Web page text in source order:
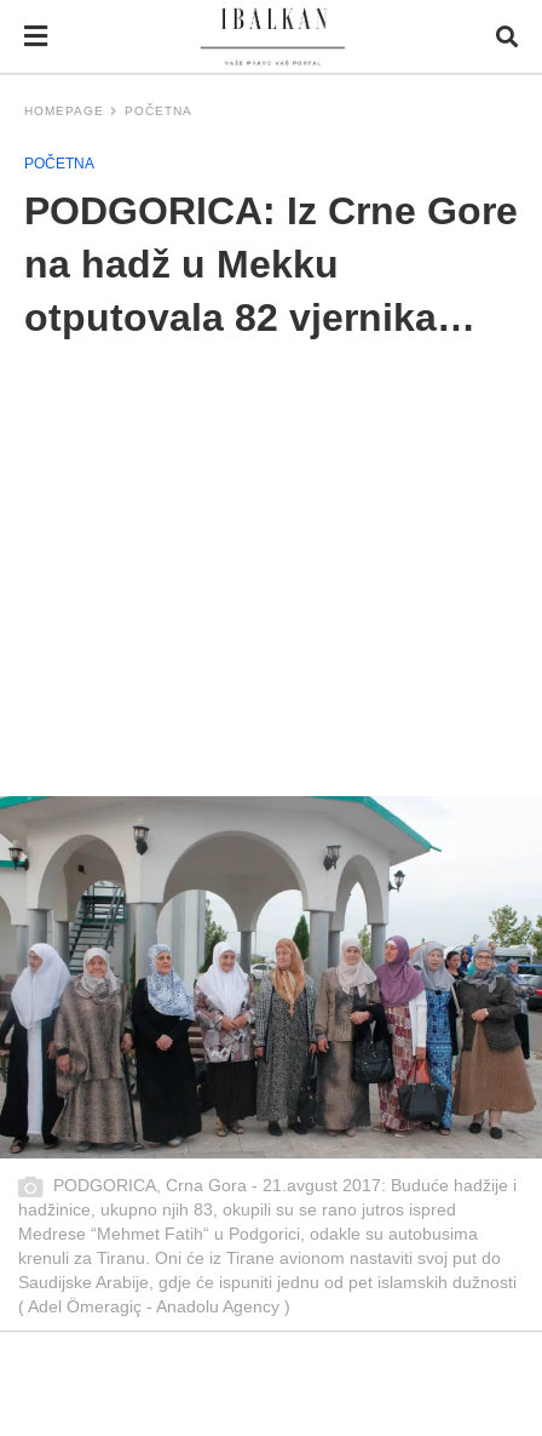
HOMEPAGE POČETNA
POČETNA
PODGORICA: Iz Crne Gore
na hadž u Mekku
otputovala 82 vjernika…
PODGORICA, Crna Gora - 21.avgust 2017: Buduće hadžije i
hadžinice, ukupno njih 83, okupili su se rano jutros ispred
Medrese “Mehmet Fatih“ u Podgorici, odakle su autobusima
krenuli za Tiranu. Oni će iz Tirane avionom nastaviti svoj put do
Saudijske Arabije, gdje će ispuniti jednu od pet islamskih dužnosti
( Adel Ömeragiç - Anadolu Agency )